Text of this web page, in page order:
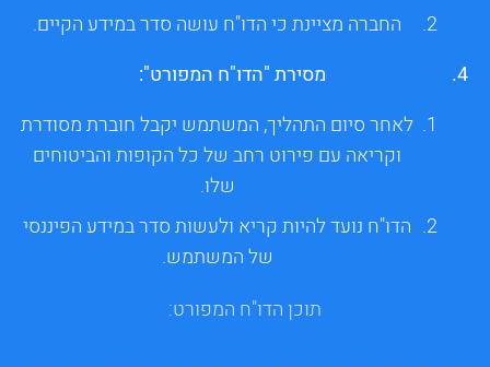
החברה מציינת כי הדו"ח עושה סדר במידע הקיים.
מסירת "הדו"ח המפורט":
לאחר סיום התהליך, המשתמש יקבל חוברת מסודרת
וקריאה עם פירוט רחב של כל הקופות והביטוחים
שלו.
הדו"ח נועד להיות קריא ולעשות סדר במידע הפיננסי
של המשתמש.
תוכן הדו"ח המפורט: